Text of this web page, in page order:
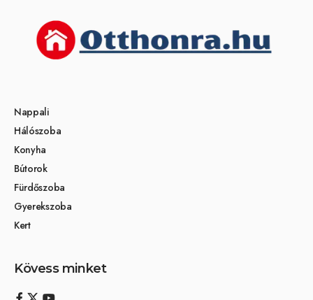
Nappali
Hálószoba
Konyha
Bútorok
Fürdőszoba
Gyerekszoba
Kert
Kövess minket